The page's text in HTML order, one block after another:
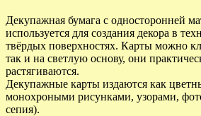
Декупажная бумага с односторонней
используется для создания декора в
твёрдых поверхностях. Карты можно
так и на светлую основу, они
растягиваются.
Декупажные карты издаются как
монохроными рисунками, узорами,
сепия).